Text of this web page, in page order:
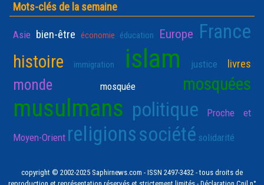
Mots-clés de la semaine
Asie bien-être économie éducation Europe France
histoire immigration islam justice livres
monde mosquée mosquées
musulmans politique Proche et
Moyen-Orient religionssociété solidarité
copyright © 2002-2025 Saphirnews.com - ISSN 2497-3432 - tous droits de